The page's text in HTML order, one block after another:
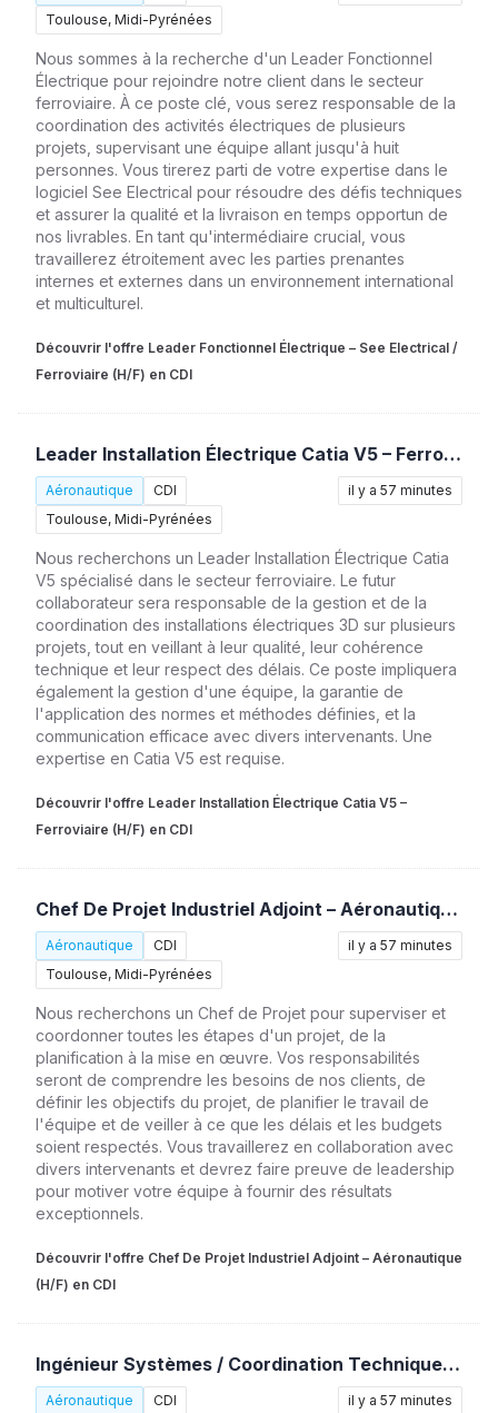
Toulouse, Midi-Pyrénées
Nous sommes à la recherche d'un Leader Fonctionnel
Électrique pour rejoindre notre client dans le secteur
ferroviaire. À ce poste clé, vous serez responsable de la
coordination des activités électriques de plusieurs
projets, supervisant une équipe allant jusqu'à huit
personnes. Vous tirerez parti de votre expertise dans le
logiciel See Electrical pour résoudre des défis techniques
et assurer la qualité et la livraison en temps opportun de
nos livrables. En tant qu'intermédiaire crucial, vous
travaillerez étroitement avec les parties prenantes
internes et externes dans un environnement international
et multiculturel.
Découvrir l'offre Leader Fonctionnel Électrique – See Electrical /
Ferroviaire (H/F) en CDI
Leader Installation Électrique Catia V5 – Ferroviaire (H/F)
Aéronautique
CDI
Toulouse, Midi-Pyrénées
il y a 57 minutes
Nous recherchons un Leader Installation Électrique Catia
V5 spécialisé dans le secteur ferroviaire. Le futur
collaborateur sera responsable de la gestion et de la
coordination des installations électriques 3D sur plusieurs
projets, tout en veillant à leur qualité, leur cohérence
technique et leur respect des délais. Ce poste impliquera
également la gestion d'une équipe, la garantie de
l'application des normes et méthodes définies, et la
communication efficace avec divers intervenants. Une
expertise en Catia V5 est requise.
Découvrir l'offre Leader Installation Électrique Catia V5 –
Ferroviaire (H/F) en CDI
Chef De Projet Industriel Adjoint – Aéronautique (H/F)
Aéronautique
CDI
Toulouse, Midi-Pyrénées
il y a 57 minutes
Nous recherchons un Chef de Projet pour superviser et
coordonner toutes les étapes d'un projet, de la
planification à la mise en œuvre. Vos responsabilités
seront de comprendre les besoins de nos clients, de
définir les objectifs du projet, de planifier le travail de
l'équipe et de veiller à ce que les délais et les budgets
soient respectés. Vous travaillerez en collaboration avec
divers intervenants et devrez faire preuve de leadership
pour motiver votre équipe à fournir des résultats
exceptionnels.
Découvrir l'offre Chef De Projet Industriel Adjoint – Aéronautique
(H/F) en CDI
Ingénieur Systèmes / Coordination Technique – Support Produit (H/F)
Aéronautique
CDI
il y a 57 minutes